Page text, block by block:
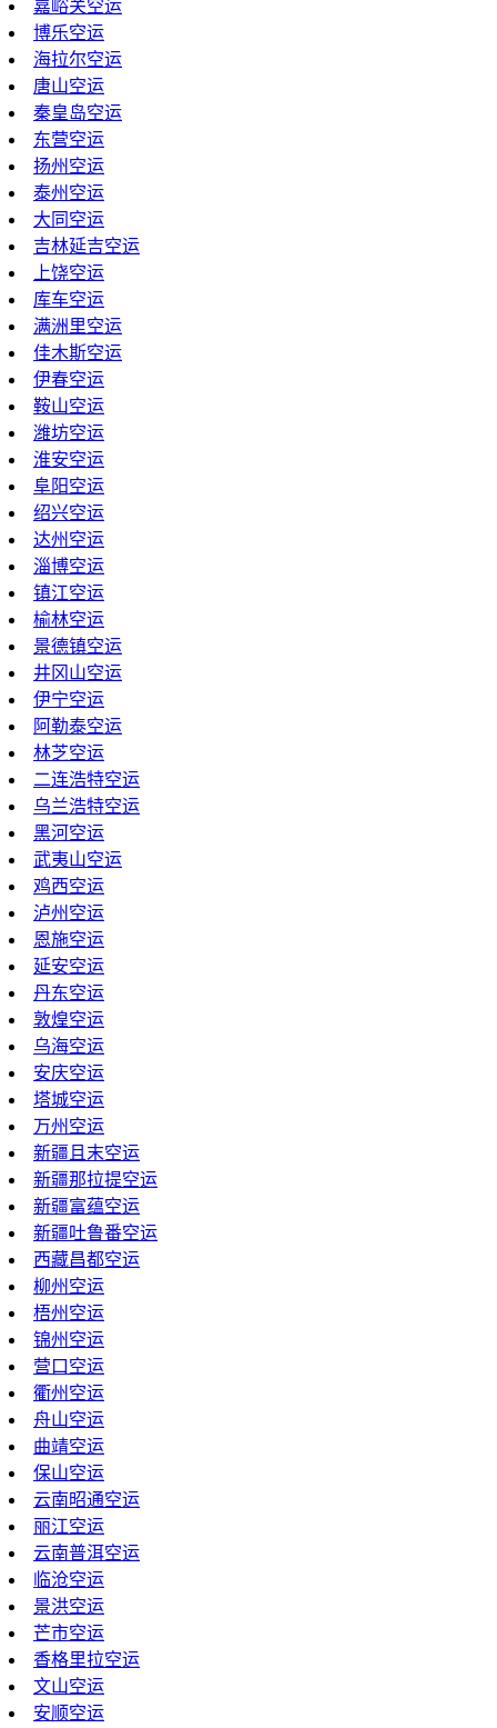
嘉峪关空运
博乐空运
海拉尔空运
唐山空运
秦皇岛空运
东营空运
扬州空运
泰州空运
大同空运
吉林延吉空运
上饶空运
库车空运
满洲里空运
佳木斯空运
伊春空运
鞍山空运
潍坊空运
淮安空运
阜阳空运
绍兴空运
达州空运
淄博空运
镇江空运
榆林空运
景德镇空运
井冈山空运
伊宁空运
阿勒泰空运
林芝空运
二连浩特空运
乌兰浩特空运
黑河空运
武夷山空运
鸡西空运
泸州空运
恩施空运
延安空运
丹东空运
敦煌空运
乌海空运
安庆空运
塔城空运
万州空运
新疆且末空运
新疆那拉提空运
新疆富蕴空运
新疆吐鲁番空运
西藏昌都空运
柳州空运
梧州空运
锦州空运
营口空运
衢州空运
舟山空运
曲靖空运
保山空运
云南昭通空运
丽江空运
云南普洱空运
临沧空运
景洪空运
芒市空运
香格里拉空运
文山空运
安顺空运